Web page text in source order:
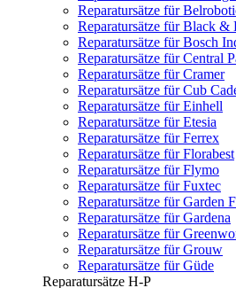
Reparatursätze für
Reparatursätze für Black &
Reparatursätze für Bosch
Reparatursätze für Central
Reparatursätze für Cramer
Reparatursätze für Cub
Reparatursätze für Einhell
Reparatursätze für Etesia
Reparatursätze für Ferrex
Reparatursätze für Florabest
Reparatursätze für Flymo
Reparatursätze für Fuxtec
Reparatursätze für Garden
Reparatursätze für Gardena
Reparatursätze für
Reparatursätze für Grouw
Reparatursätze für Güde
Reparatursätze H-P